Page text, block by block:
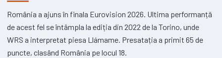
România a ajuns în finala Eurovision 2026. Ultima performanță
de acest fel se întâmpla la ediția din 2022 de la Torino, unde
WRS a interpretat piesa Llámame. Presatația a primit 65 de
puncte, clasând România pe locul 18.